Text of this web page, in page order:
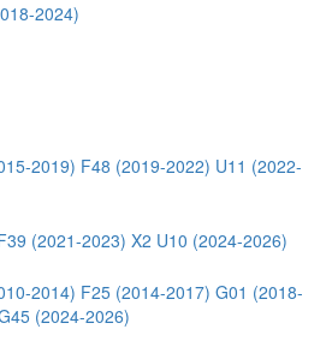
2024)
2019) F48 (2019-2022) U11 (2022-
(2021-2023) X2 U10 (2024-2026)
2014) F25 (2014-2017) G01 (2018-
(2024-2026)